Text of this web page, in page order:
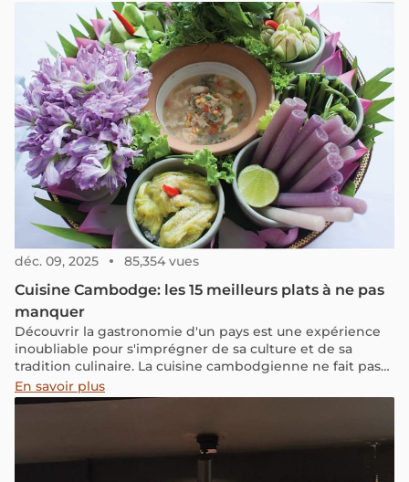
déc. 09, 2025 85,354 vues
Cuisine Cambodge: les 15 meilleurs plats à ne pas
manquer
Découvrir la gastronomie d'un pays est une expérience
inoubliable pour s'imprégner de sa culture et de sa
tradition culinaire. La cuisine cambodgienne ne fait pas
exception et offre une variété de saveurs et de plats qui
raviront tous les palais.
En savoir plus